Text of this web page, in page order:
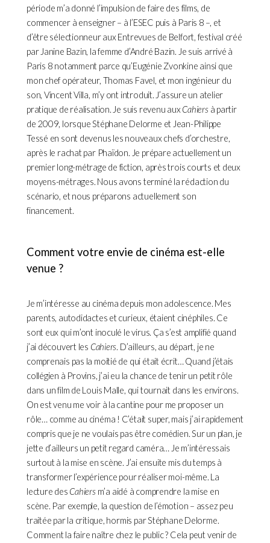
période m’a donné l’impulsion de faire des films, de
commencer à enseigner – à l’ESEC puis à Paris 8 –, et
d’être sélectionneur aux Entrevues de Belfort, festival créé
par Janine Bazin, la femme d’André Bazin. Je suis arrivé à
Paris 8 notamment parce qu’Eugénie Zvonkine ainsi que
mon chef opérateur, Thomas Favel, et mon ingénieur du
son, Vincent Villa, m’y ont introduit. J’assure un atelier
pratique de réalisation. Je suis revenu auxCahiersà partir
de 2009, lorsque Stéphane Delorme et Jean-Philippe
Tessé en sont devenus les nouveaux chefs d’orchestre,
après le rachat par Phaïdon. Je prépare actuellement un
premier long-métrage de fiction, après trois courts et deux
moyens-métrages. Nous avons terminé la rédaction du
scénario, et nous préparons actuellement son
financement.
Comment votre envie de cinéma est-elle
venue ?
Je m’intéresse au cinéma depuis mon adolescence. Mes
parents, autodidactes et curieux, étaient cinéphiles. Ce
sont eux qui m’ont inoculé le virus. Ça s’est amplifié quand
j’ai découvert les Cahiers. D’ailleurs, au départ, je ne
comprenais pas la moitié de qui était écrit… Quand j’étais
collégien à Provins, j’ai eu la chance de tenir un petit rôle
dans un film de Louis Malle, qui tournait dans les environs.
On est venu me voir à la cantine pour me proposer un
rôle… comme au cinéma ! C’était super, mais j’ai rapidement
compris que je ne voulais pas être comédien. Sur un plan, je
jette d’ailleurs un petit regard caméra… Je m’intéressais
surtout à la mise en scène. J’ai ensuite mis du temps à
transformer l’expérience pour réaliser moi-même. La
lecture des Cahiersm’a aidé à comprendre la mise en
scène. Par exemple, la question de l’émotion – assez peu
traitée par la critique, hormis par Stéphane Delorme.
Comment la faire naître chez le public ? Cela peut venir de